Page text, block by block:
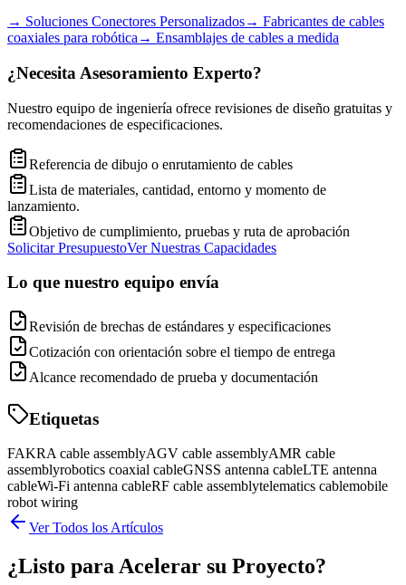
→ Soluciones Conectores Personalizados→ Fabricantes de cables
coaxiales para robótica → Ensamblajes de cables a medida
¿Necesita Asesoramiento Experto?
Nuestro equipo de ingeniería ofrece revisiones de diseño gratuitas y
recomendaciones de especificaciones.
Referencia de dibujo o enrutamiento de cables
Lista de materiales, cantidad, entorno y momento de
lanzamiento.
Objetivo de cumplimiento, pruebas y ruta de aprobación
Solicitar PresupuestoVer Nuestras Capacidades
Lo que nuestro equipo envía
Revisión de brechas de estándares y especificaciones
Cotización con orientación sobre el tiempo de entrega
Alcance recomendado de prueba y documentación
Etiquetas
FAKRA cable assemblyAGV cable assemblyAMR cable
assemblyrobotics coaxial cableGNSS antenna cableLTE antenna
cableWi-Fi antenna cableRF cable assemblytelematics cablemobile
robot wiring
Ver Todos los Artículos
¿Listo para Acelerar su Proyecto?